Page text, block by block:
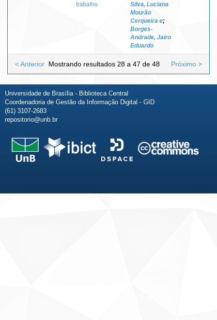
trabalho
Silva, Luciana
Mourão
Cerqueira e;
Borges-
Andrade, Jairo
Eduardo
Mostrando resultados 28 a 47 de 48
< Anterior Próximo >
Universidade de Brasília - Biblioteca Central
Coordenadoria de Gestão da Informação Digital - GID
(61) 3107-2683
repositorio@unb.br